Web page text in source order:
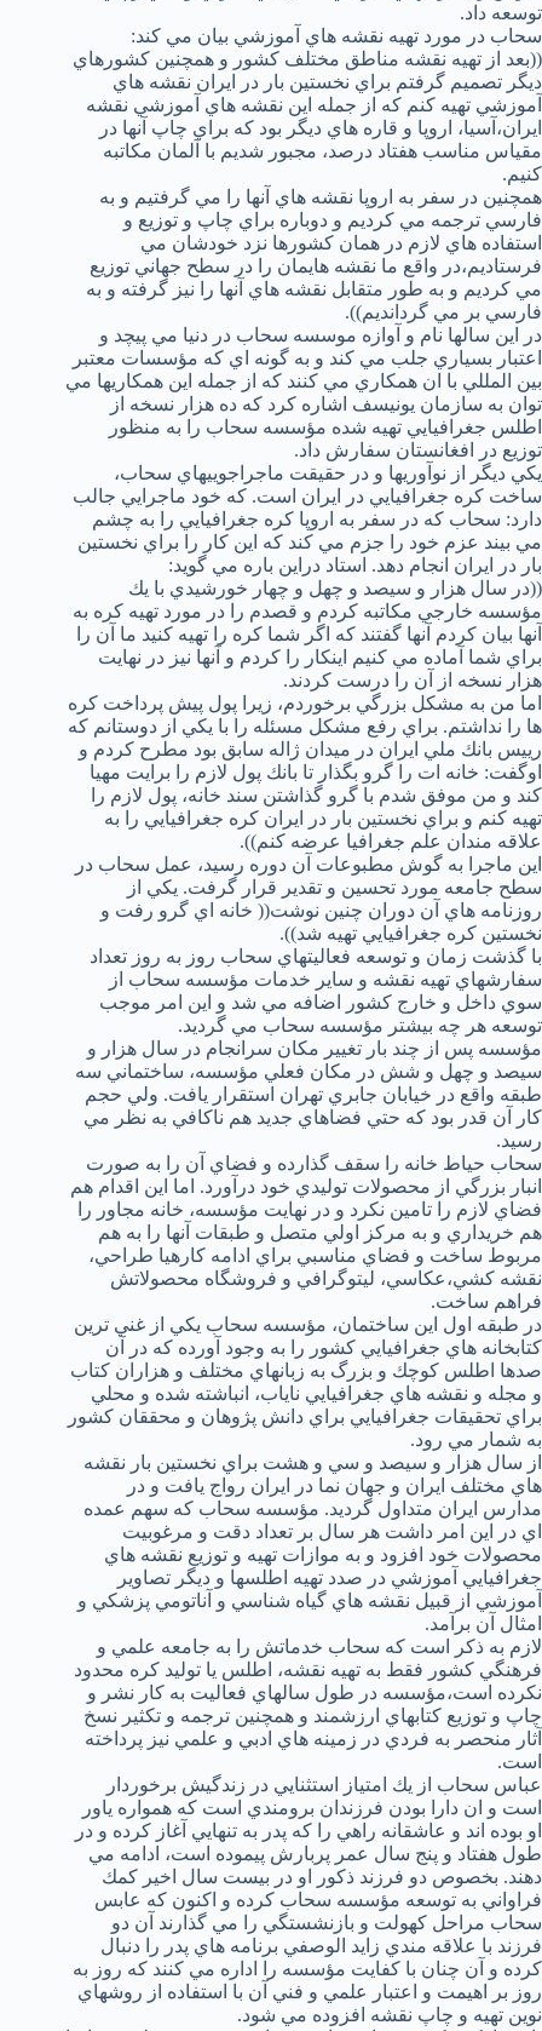
توسعه داد.
سحاب در مورد تهيه نقشه هاي آموزشي بيان مي كند:
((بعد از تهيه نقشه مناطق مختلف كشور و همچنين كشورهاي
ديگر تصميم گرفتم براي نخستين بار در ايران نقشه هاي
آموزشي تهيه كنم كه از جمله اين نقشه هاي آموزشي نقشه
ايران،‌آسيا، اروپا و قاره هاي ديگر بود كه براي چاپ آنها در
مقياس مناسب هفتاد درصد، مجبور شديم با آلمان مكاتبه
كنيم.
همچنين در سفر به اروپا نقشه هاي آنها را مي گرفتيم و به
فارسي ترجمه مي كرديم و دوباره براي چاپ و توزيع و
استفاده هاي لازم در همان كشورها نزد خودشان مي
فرستاديم،‌در واقع ما نقشه هايمان را در سطح جهاني توزيع
مي كرديم و به طور متقابل نقشه هاي آنها را نيز گرفته و به
فارسي بر مي گردانديم)).
در اين سالها نام و آوازه موسسه سحاب در دنيا مي پيچد و
اعتبار بسياري جلب مي كند و به گونه اي كه مؤسسات معتبر
بين المللي با ان همكاري مي كنند كه از جمله اين همكاريها مي
توان به سازمان يونيسف اشاره كرد كه ده هزار نسخه از
اطلس جغرافيايي تهيه شده مؤسسه سحاب را به منظور
توزيع در افغانستان سفارش داد.
يكي ديگر از نوآوريها و در حقيقت ماجراجوييهاي سحاب،
ساخت كره جغرافيايي در ايران است. كه خود ماجرايي جالب
دارد: سحاب كه در سفر به اروپا كره جغرافيايي را به چشم
مي بيند عزم خود را جزم مي كند كه اين كار را براي نخستين
بار در ايران انجام دهد. استاد دراين باره مي گويد:
((در سال هزار و سيصد و چهل و چهار خورشيدي با يك
مؤسسه خارجي مكاتبه كردم و قصدم را در مورد تهيه كره به
آنها بيان كردم آنها گفتند كه اگر شما كره را تهيه كنيد ما آن را
براي شما آماده مي كنيم اينكار را كردم و آنها نيز در نهايت
هزار نسخه از آن را درست كردند.
اما من به مشكل بزرگي برخوردم، زيرا پول پيش پرداخت كره
ها را نداشتم. براي رفع مشكل مسئله را با يكي از دوستانم كه
رييس بانك ملي ايران در ميدان ژاله سابق بود مطرح كردم و
اوگفت: خانه ات را گرو بگذار تا بانك پول لازم را برايت مهيا
كند و من موفق شدم با گرو گذاشتن سند خانه، پول لازم را
تهيه كنم و براي نخستين بار در ايران كره جغرافيايي را به
علاقه مندان علم جغرافيا عرضه كنم)).
اين ماجرا به گوش مطبوعات آن دوره رسيد، عمل سحاب در
سطح جامعه مورد تحسين و تقدير قرار گرفت. يكي از
روزنامه هاي آن دوران چنين نوشت(( خانه اي گرو رفت و
نخستين كره جغرافيايي تهيه شد)).
با گذشت زمان و توسعه فعاليتهاي سحاب روز به روز تعداد
سفارشهاي تهيه نقشه و ساير خدمات مؤسسه سحاب از
سوي داخل و خارج كشور اضافه مي شد و اين امر موجب
توسعه هر چه بيشتر مؤسسه سحاب مي گرديد.
مؤسسه پس از چند بار تغيير مكان سرانجام در سال هزار و
سيصد و چهل و شش در مكان فعلي مؤسسه، ساختماني سه
طبقه واقع در خيابان جابري تهران استقرار يافت. ولي حجم
كار آن قدر بود كه حتي فضاهاي جديد هم ناكافي به نظر مي
رسيد.
سحاب حياط خانه را سقف گذارده و فضاي آن را به صورت
انبار بزرگي از محصولات توليدي خود درآورد. اما اين اقدام هم
فضاي لازم را تامين نكرد و در نهايت مؤسسه، خانه مجاور را
هم خريداري و به مركز اولي متصل و طبقات آنها را به هم
مربوط ساخت و فضاي مناسبي براي ادامه كارهيا طراحي،
نقشه كشي،‌عكاسي، ليتوگرافي و فروشگاه محصولاتش
فراهم ساخت.
در طبقه اول اين ساختمان، مؤسسه سحاب يكي از غني ترين
كتابخانه هاي جغرافيايي كشور را به وجود آورده كه در آن
صدها اطلس كوچك و بزرگ به زبانهاي مختلف و هزاران كتاب
و مجله و نقشه هاي جغرافيايي ناياب، انباشته شده و محلي
براي تحقيقات جغرافيايي براي دانش پژوهان و محققان كشور
به شمار مي رود.
از سال هزار و سيصد و سي و هشت براي نخستين بار نقشه
هاي مختلف ايران و جهان نما در ايران رواج يافت و در
مدارس ايران متداول گرديد. مؤسسه سحاب كه سهم عمده
اي در اين امر داشت هر سال بر تعداد دقت و مرغوبيت
محصولات خود افزود و به موازات تهيه و توزيع نقشه هاي
جغرافيايي آموزشي در صدد تهيه اطلسها و ديگر تصاوير
آموزشي از قبيل نقشه هاي گياه شناسي و آناتومي پزشكي و
امثال آن برآمد.
لازم به ذكر است كه سحاب خدماتش را به جامعه علمي و
فرهنگي كشور فقط به تهيه نقشه، اطلس يا توليد كره محدود
نكرده است،‌مؤسسه در طول سالهاي فعاليت به كار نشر و
چاپ و توزيع كتابهاي ارزشمند و همچنين ترجمه و تكثير نسخ
آثار منحصر به فردي در زمينه هاي ادبي و علمي نيز پرداخته
است.
عباس سحاب از يك امتياز استثنايي در زندگيش برخوردار
است و ان دارا بودن فرزندان برومندي است كه همواره ياور
او بوده اند و عاشقانه راهي را كه پدر به تنهايي آغاز كرده و در
طول هفتاد و پنج سال عمر پربارش پيموده است، ادامه مي
دهند. بخصوص دو فرزند ذكور او در بيست سال اخير كمك
فراواني به توسعه مؤسسه سحاب كرده و اكنون كه عابس
سحاب مراحل كهولت و بازنشستگي را مي گذارند آن دو
فرزند با علاقه مندي زايد الوصفي برنامه هاي پدر را دنبال
كرده و آن چنان با كفايت مؤسسه را اداره مي كنند كه روز به
روز بر اهيمت و اعتبار علمي و فني آن با استفاده از روشهاي
نوين تهيه و چاپ نقشه افزوده مي شود.